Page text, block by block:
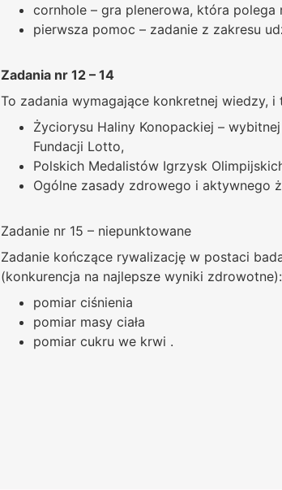
cornhole – gra plenerowa, która
pierwsza pomoc – zadanie z zakresu
Zadania nr 12 – 14
To zadania wymagające konkretnej wiedzy,
Życiorysu Haliny Konopackiej –
Fundacji Lotto,
Polskich Medalistów Igrzysk
Ogólne zasady zdrowego i aktywnego
Zadanie nr 15 – niepunktowane
Zadanie kończące rywalizację w postaci
(konkurencja na najlepsze wyniki zdrowotne):
pomiar ciśnienia
pomiar masy ciała
pomiar cukru we krwi .